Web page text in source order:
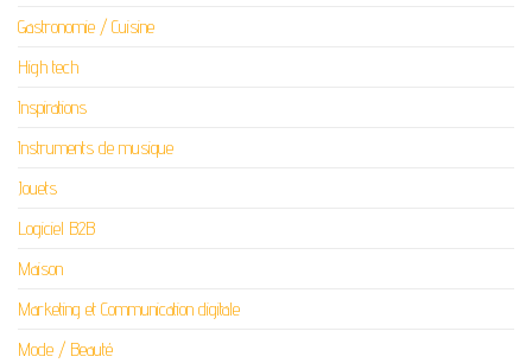
Gastronomie / Cuisine
High tech
Inspirations
Instruments de musique
Jouets
Logiciel B2B
Maison
Marketing et Communication digitale
Mode / Beauté